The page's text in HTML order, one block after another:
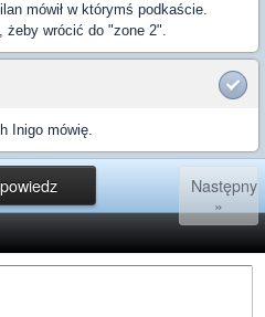
mówił w którymś podkaście.
żeby wrócić do "zone 2".
Inigo mówię.
Następny
»